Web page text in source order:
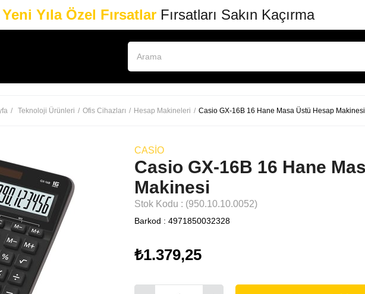
Yeni Yıla Özel FırsatlarFırsatları Sakın Kaçırma
Teknoloji Ürünleri Ofis Cihazları Hesap Makineleri Casio GX-16B 16 Hane Masa Üstü Hesap Makinesi
CASIO
Casio GX-16B 16 Hane
Makinesi
Stok Kodu (950.10.10.0052)
Barkod : 4971850032328
₺1.379,25